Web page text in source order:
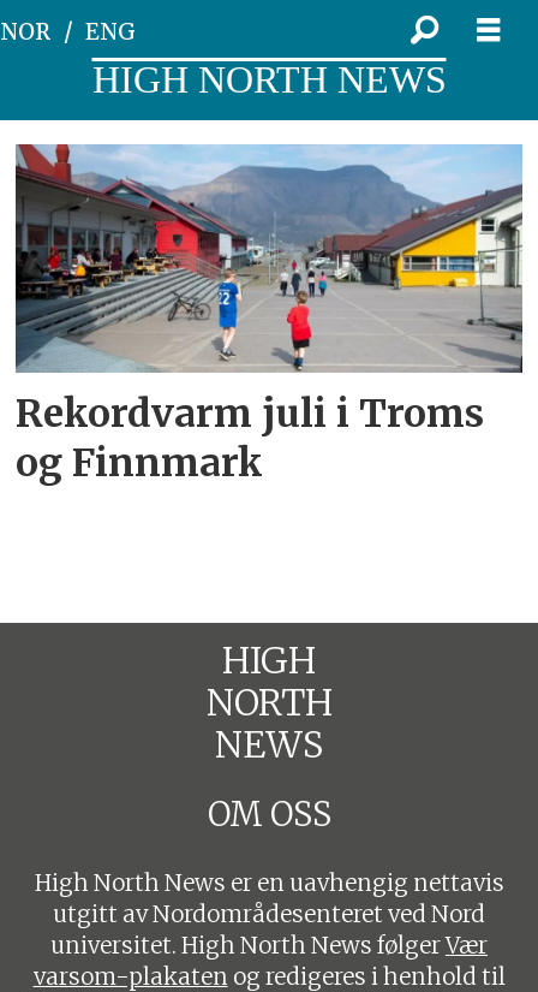
NOR ENG
HIGH NORTH NEWS
Tag:
været
Rekordvarm juli i Troms
og Finnmark
HIGH
NORTH
NEWS
OM OSS
High North News er en uavhengig nettavis
utgitt av Nordområdesenteret ved Nord
universitet. High North News følgerVær
varsom-plakaten og redigeres i henhold til